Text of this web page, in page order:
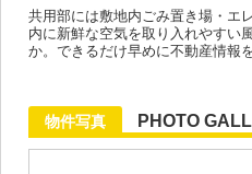
共用部には敷地内ごみ置き場・エ
内に新鮮な空気を取り入れやすい
か。できるだけ早めに不動産情報
物件写真 PHOTO